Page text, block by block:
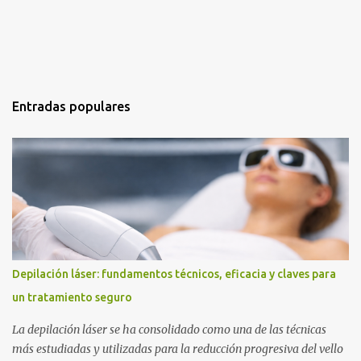
Entradas populares
Depilación láser: fundamentos técnicos, eficacia y claves para
un tratamiento seguro
La depilación láser se ha consolidado como una de las técnicas
más estudiadas y utilizadas para la reducción progresiva del vello